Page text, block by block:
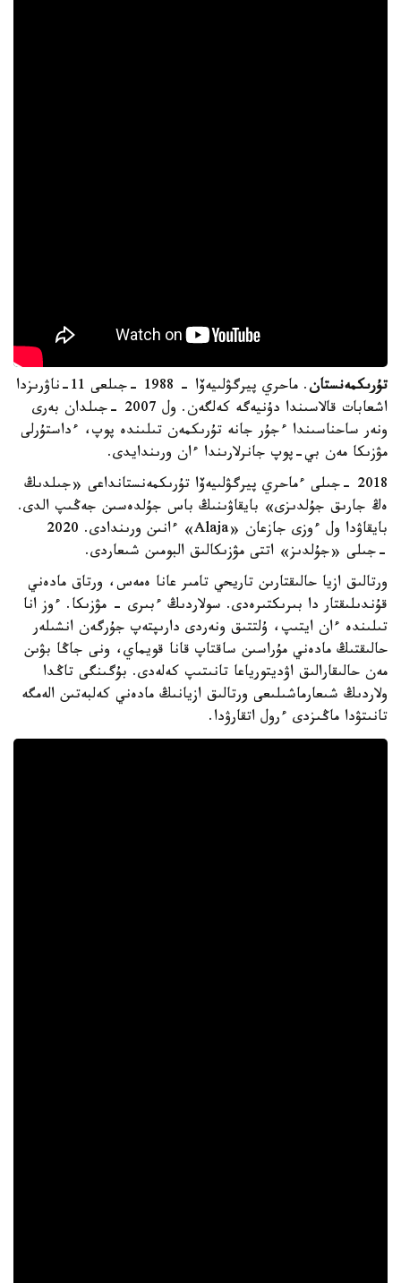
تۇرىكمەنستان
. ماحري پيرگۋلىيەۆا - 1988 -جىلعى 11-ناۋرىزدا
اشعابات قالاسىندا دۇنيەگە كەلگەن. ول 2007 -جىلدان بەرى
ونەر ساحناسىندا ءجۇر جانە تۇرىكمەن تىلىندە پوپ، ءداستۇرلى
مۋزىكا مەن بي-پوپ جانرلارىندا ءان ورىندايدى.
2018 -جىلى ءماحري پيرگۋلىيەۆا تۇرىكمەنستانداعى «جىلدىڭ
ەڭ جارىق جۇلدىزى» بايقاۋىنىڭ باس جۇلدەسىن جەڭىپ الدى.
بايقاۋدا ول ءوزى جازعان «Alaja» ءانىن ورىندادى. 2020
-جىلى «جۇلدىز» اتتى مۋزىكالىق البومىن شىعاردى.
ورتالىق ازيا حالىقتارىن تاريحي تامىر عانا ەمەس، ورتاق مادەني
قۇندىلىقتار دا بىرىكتىرەدى. سولاردىڭ ءبىرى - مۋزىكا. ءوز انا
تىلىندە ءان ايتىپ، ۇلتتىق ونەردى دارىپتەپ جۇرگەن انشىلەر
حالىقتىڭ مادەني مۇراسىن ساقتاپ قانا قويماي، ونى جاڭا بۋىن
مەن حالىقارالىق اۋديتورياعا تانىتىپ كەلەدى. بۇگىنگى تاڭدا
ولاردىڭ شىعارماشىلىعى ورتالىق ازيانىڭ مادەني كەلبەتىن الەمگە
تانىتۋدا ماڭىزدى ءرول اتقارۋدا.